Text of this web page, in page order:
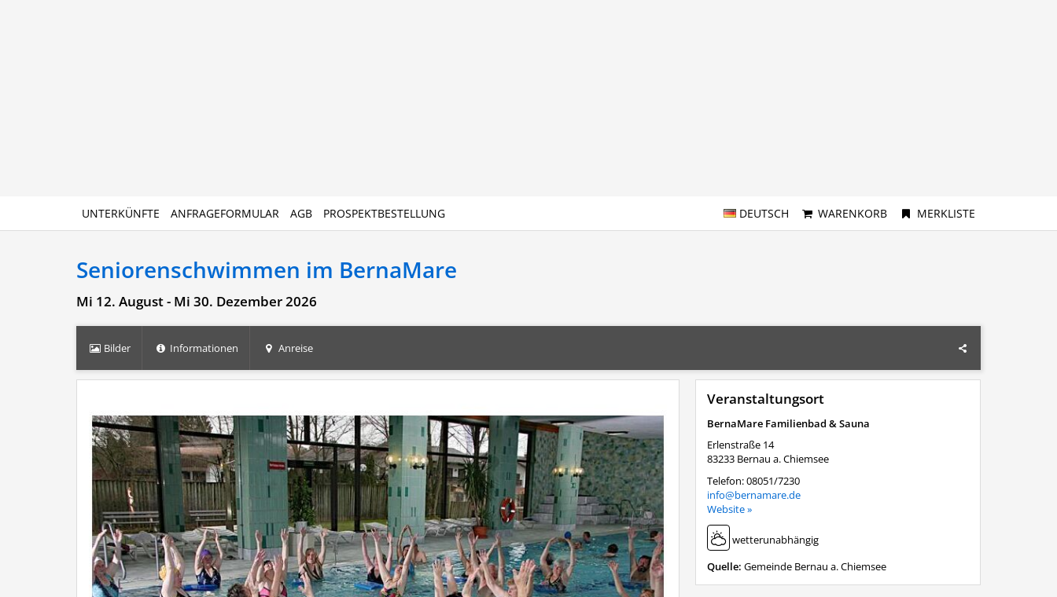
DEUTSCH WARENKORB MERKLISTE
UNTERKÜNFTE ANFRAGEFORMULAR AGB PROSPEKTBESTELLUNG
Seniorenschwimmen im BernaMare
Mi 12. August - Mi 30. Dezember 2026
Bilder Informationen Anreise
Veranstaltungsort
BernaMare Familienbad & Sauna
Erlenstraße 14
83233 Bernau a. Chiemsee
Telefon:08051/7230
info@bernamare.de
Website »
wetterunabhängig
Quelle: Gemeinde Bernau a. Chiemsee